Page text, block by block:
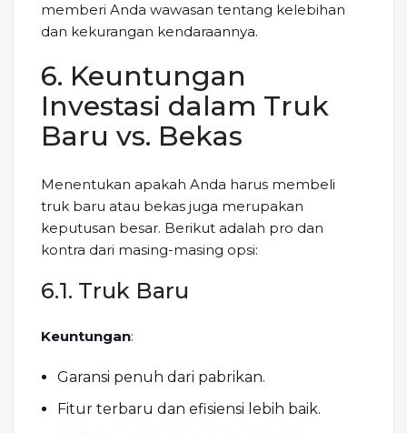
memberi Anda wawasan tentang kelebihan
dan kekurangan kendaraannya.
6. Keuntungan
Investasi dalam Truk
Baru vs. Bekas
Menentukan apakah Anda harus membeli
truk baru atau bekas juga merupakan
keputusan besar. Berikut adalah pro dan
kontra dari masing-masing opsi:
6.1. Truk Baru
Keuntungan:
Garansi penuh dari pabrikan.
Fitur terbaru dan efisiensi lebih baik.